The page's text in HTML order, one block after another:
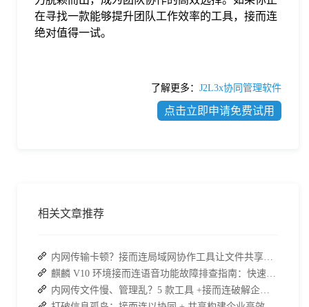
在寻找一款能够提升团队工作效率的工具，接而连
绝对值得一试。
了解更多： J2L3x协同管理软件
点击立即申请免费试用
相关文章推荐